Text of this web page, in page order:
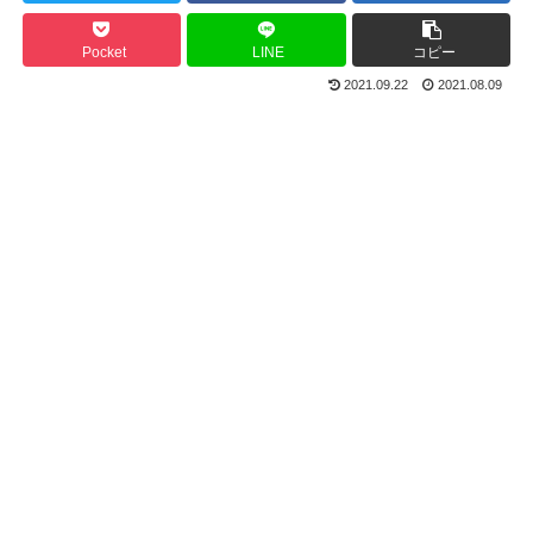
Pocket LINE コピー
2021.09.22 2021.08.09